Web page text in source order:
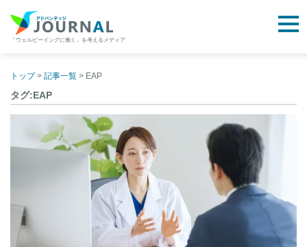
content
「ウェルビーイングに働く」を考えるメディア
トップ> 記事一覧 > EAP
タグ:EAP